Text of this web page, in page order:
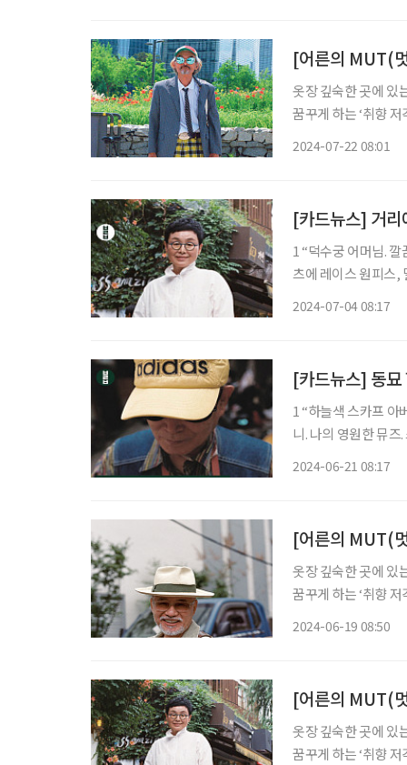
[어른의 MUT(
옷장 깊숙한 곳에 있
꿈꾸게 하는 ‘취향
2024-07-22 08:01
[카드뉴스] 거리
1 “덕수궁 어머님. 깔끔
츠에 레이스 원피스, 밀짚
2024-07-04 08:17
[카드뉴스] 동묘
1 “하늘색 스카프 아버
니. 나의 영원한 뮤즈. 스카프
2024-06-21 08:17
[어른의 MUT(
옷장 깊숙한 곳에 있
꿈꾸게 하는 ‘취향
2024-06-19 08:50
[어른의 MUT(
옷장 깊숙한 곳에 있
꿈꾸게 하는 ‘취향